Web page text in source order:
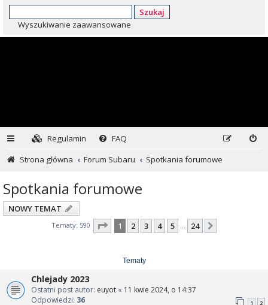
Szukaj
Wyszukiwanie zaawansowane
Regulamin
FAQ
Strona główna
Forum Subaru Spotkania forumowe
Spotkania forumowe
NOWY TEMAT
Tematy: 590 Strona z24
1 2 3 4 5 … 24
Tematy
Chlejady 2023
Ostatni post autor: euyot « 11 kwie 2024, o 14:37
Odpowiedzi: 36 1 2